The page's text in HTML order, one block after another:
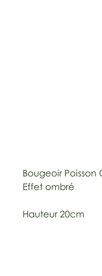
Bougeoir
Effet ombré
Hauteur 20cm